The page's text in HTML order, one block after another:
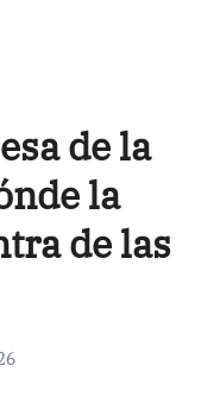
de la
la
de las